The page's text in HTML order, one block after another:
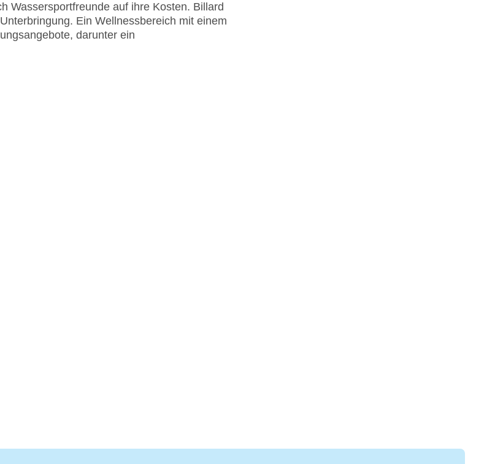
Wassersportfreunde auf ihre Kosten. Billard
Ein Wellnessbereich mit einem
darunter ein